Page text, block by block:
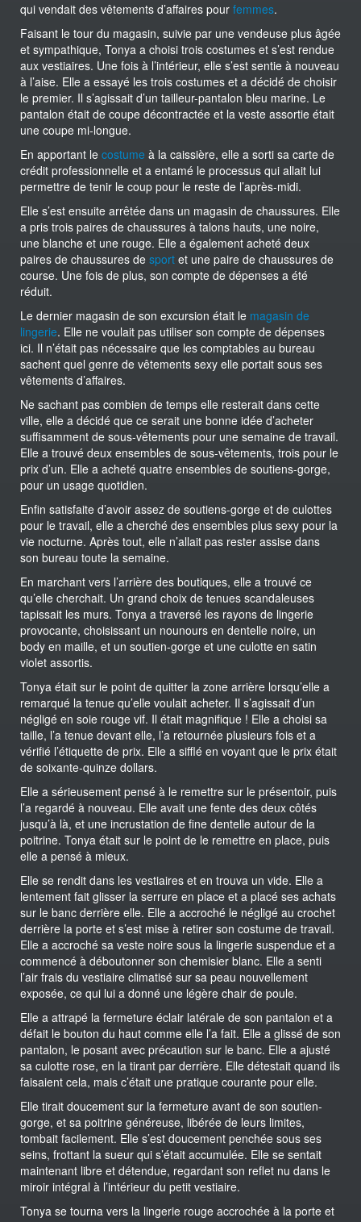
qui vendait des vêtements d’affaires pour femmes.
Faisant le tour du magasin, suivie par une vendeuse plus âgée
et sympathique, Tonya a choisi trois costumes et s’est rendue
aux vestiaires. Une fois à l’intérieur, elle s’est sentie à nouveau
à l’aise. Elle a essayé les trois costumes et a décidé de choisir
le premier. Il s’agissait d’un tailleur-pantalon bleu marine. Le
pantalon était de coupe décontractée et la veste assortie était
une coupe mi-longue.
En apportant le costume à la caissière, elle a sorti sa carte de
crédit professionnelle et a entamé le processus qui allait lui
permettre de tenir le coup pour le reste de l’après-midi.
Elle s’est ensuite arrêtée dans un magasin de chaussures. Elle
a pris trois paires de chaussures à talons hauts, une noire,
une blanche et une rouge. Elle a également acheté deux
paires de chaussures de sport et une paire de chaussures de
course. Une fois de plus, son compte de dépenses a été
réduit.
Le dernier magasin de son excursion était le magasin de
lingerie. Elle ne voulait pas utiliser son compte de dépenses
ici. Il n’était pas nécessaire que les comptables au bureau
sachent quel genre de vêtements sexy elle portait sous ses
vêtements d’affaires.
Ne sachant pas combien de temps elle resterait dans cette
ville, elle a décidé que ce serait une bonne idée d’acheter
suffisamment de sous-vêtements pour une semaine de travail.
Elle a trouvé deux ensembles de sous-vêtements, trois pour le
prix d’un. Elle a acheté quatre ensembles de soutiens-gorge,
pour un usage quotidien.
Enfin satisfaite d’avoir assez de soutiens-gorge et de culottes
pour le travail, elle a cherché des ensembles plus sexy pour la
vie nocturne. Après tout, elle n’allait pas rester assise dans
son bureau toute la semaine.
En marchant vers l’arrière des boutiques, elle a trouvé ce
qu’elle cherchait. Un grand choix de tenues scandaleuses
tapissait les murs. Tonya a traversé les rayons de lingerie
provocante, choisissant un nounours en dentelle noire, un
body en maille, et un soutien-gorge et une culotte en satin
violet assortis.
Tonya était sur le point de quitter la zone arrière lorsqu’elle a
remarqué la tenue qu’elle voulait acheter. Il s’agissait d’un
négligé en soie rouge vif. Il était magnifique ! Elle a choisi sa
taille, l’a tenue devant elle, l’a retournée plusieurs fois et a
vérifié l’étiquette de prix. Elle a sifflé en voyant que le prix était
de soixante-quinze dollars.
Elle a sérieusement pensé à le remettre sur le présentoir, puis
l’a regardé à nouveau. Elle avait une fente des deux côtés
jusqu’à là, et une incrustation de fine dentelle autour de la
poitrine. Tonya était sur le point de le remettre en place, puis
elle a pensé à mieux.
Elle se rendit dans les vestiaires et en trouva un vide. Elle a
lentement fait glisser la serrure en place et a placé ses achats
sur le banc derrière elle. Elle a accroché le négligé au crochet
derrière la porte et s’est mise à retirer son costume de travail.
Elle a accroché sa veste noire sous la lingerie suspendue et a
commencé à déboutonner son chemisier blanc. Elle a senti
l’air frais du vestiaire climatisé sur sa peau nouvellement
exposée, ce qui lui a donné une légère chair de poule.
Elle a attrapé la fermeture éclair latérale de son pantalon et a
défait le bouton du haut comme elle l’a fait. Elle a glissé de son
pantalon, le posant avec précaution sur le banc. Elle a ajusté
sa culotte rose, en la tirant par derrière. Elle détestait quand ils
faisaient cela, mais c’était une pratique courante pour elle.
Elle tirait doucement sur la fermeture avant de son soutien-
gorge, et sa poitrine généreuse, libérée de leurs limites,
tombait facilement. Elle s’est doucement penchée sous ses
seins, frottant la sueur qui s’était accumulée. Elle se sentait
maintenant libre et détendue, regardant son reflet nu dans le
miroir intégral à l’intérieur du petit vestiaire.
Tonya se tourna vers la lingerie rouge accrochée à la porte et